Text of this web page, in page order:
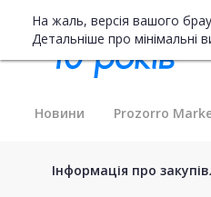
На жаль, версія вашого
Детальніше про мінімальні
Новини Prozorro
Інформація про